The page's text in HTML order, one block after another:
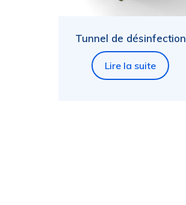
Tunnel de désinfection
Lire la suite